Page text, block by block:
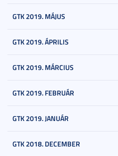
GTK 2019. MÁJUS
GTK 2019. ÁPRILIS
GTK 2019. MÁRCIUS
GTK 2019. FEBRUÁR
GTK 2019. JANUÁR
GTK 2018. DECEMBER